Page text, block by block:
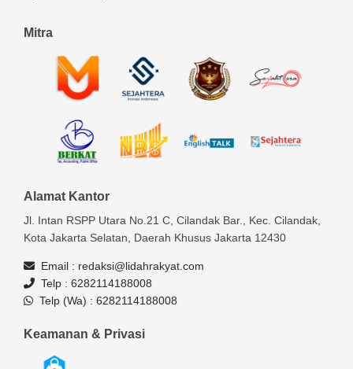
Mitra
Alamat Kantor
Jl. Intan RSPP Utara No.21 C, Cilandak Bar., Kec. Cilandak,
Kota Jakarta Selatan, Daerah Khusus Jakarta 12430
Email : redaksi@lidahrakyat.com
Telp : 6282114188008
Telp (Wa) : 6282114188008
Keamanan & Privasi